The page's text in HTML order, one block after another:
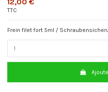
TTC
Frein filet fort 5ml /